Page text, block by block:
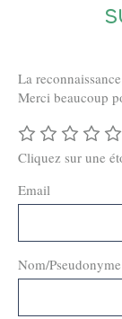
La
Merci beaucoup
Cliquez sur une
Email
Nom/Pseudonyme